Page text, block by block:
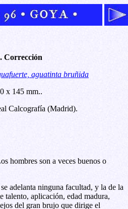
Corrección
aguatinta bruñida
x 145 mm..
Calcografía (Madrid).
hombres son a veces buenos o
adelanta ninguna facultad, y la de la
talento, aplicación, edad madura,
del gran brujo que dirige el